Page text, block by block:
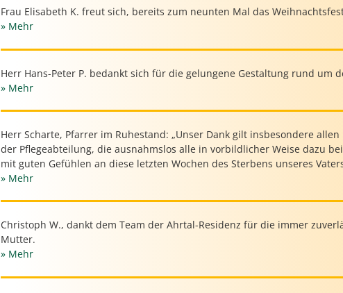
Frau Elisabeth K. freut sich, bereits zum neunten Mal das
» Mehr
Herr Hans-Peter P. bedankt sich für die gelungene Gestaltung rund um
» Mehr
Herr Scharte, Pfarrer im Ruhestand: „Unser Dank gilt insbesondere
der Pflegeabteilung, die ausnahmslos alle in vorbildlicher Weise dazu
mit guten Gefühlen an diese letzten Wochen des Sterbens unseres
» Mehr
Christoph W., dankt dem Team der Ahrtal-Residenz für die immer
Mutter.
» Mehr